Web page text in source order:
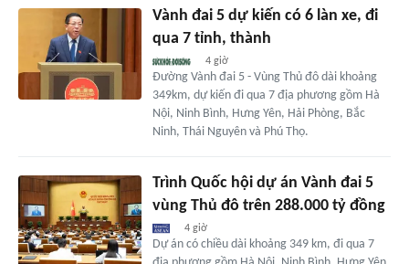
Vành đai 5 dự kiến có 6 làn xe, đi
qua 7 tỉnh, thành
4 giờ
Đường Vành đai 5 - Vùng Thủ đô dài khoảng
349km, dự kiến đi qua 7 địa phương gồm Hà
Nội, Ninh Bình, Hưng Yên, Hải Phòng, Bắc
Ninh, Thái Nguyên và Phú Thọ.
Trình Quốc hội dự án Vành đai 5
vùng Thủ đô trên 288.000 tỷ đồng
4 giờ
Dự án có chiều dài khoảng 349 km, đi qua 7